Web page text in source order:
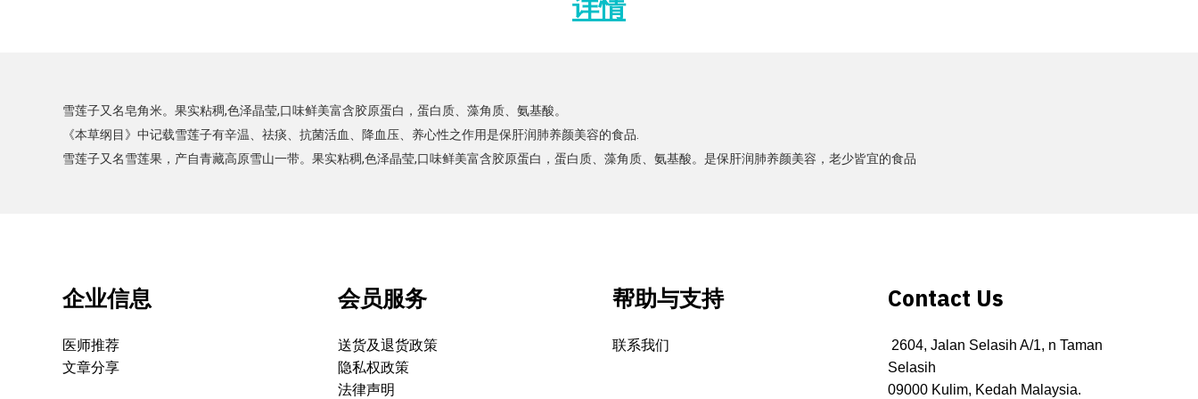
雪莲子又名皂角米。果实粘稠,色泽晶莹,口味鲜美富含胶原蛋白，蛋白质、藻角质、氨基酸。
《本草纲目》中记载雪莲子有辛温、祛痰、抗菌活血、降血压、养心性之作用是保肝润肺养颜美容的食品.
雪莲子又名雪莲果，产自青藏高原雪山一带。果实粘稠,色泽晶莹,口味鲜美富含胶原蛋白，蛋白质、藻角质、氨基酸。是保肝润肺养颜美容，老少皆宜的食品
企业信息
医师推荐
文章分享
会员服务
送货及退货政策
隐私权政策
法律声明
帮助与支持
联系我们
Contact Us
2604, Jalan Selasih A/1, n Taman
Selasih
09000 Kulim, Kedah Malaysia.